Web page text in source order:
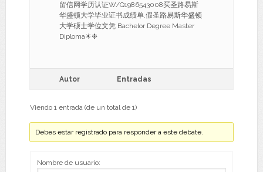
留信网学历认证W/Q1986543008买圣路易斯
华盛顿大学毕业证书成绩单,假圣路易斯华盛顿
大学硕士学位文凭 Bachelor Degree Master
Diploma☀❉
Autor Entradas
Viendo 1 entrada (de un total de 1)
Debes estar registrado para responder a este debate.
Nombre de usuario: